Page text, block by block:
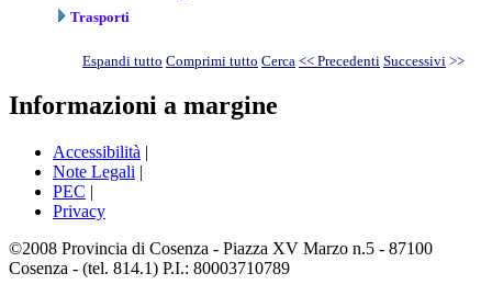
Trasporti
Espandi tutto Comprimi tutto Cerca << Precedenti Successivi >>
Informazioni a margine
Accessibilità |
Note Legali |
PEC |
Privacy
©2008 Provincia di Cosenza - Piazza XV Marzo n.5 - 87100
Cosenza - (tel. 814.1) P.I.: 80003710789